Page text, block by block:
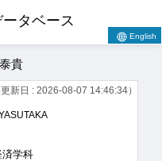
タベース
English
貴
更新日 : 2026-08-07 14:46:34）
学科